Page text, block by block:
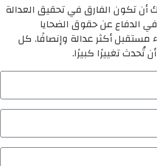
أن تكون الفارق في تحقيق العدالة
الدفاع عن حقوق الضحايا
مستقبل أكثر عدالة وإنصافًا. كل
تغييرًا كبيرًا.